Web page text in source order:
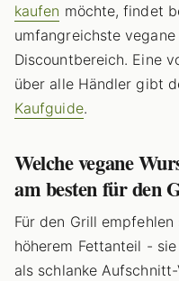
kaufen möchte, findet
umfangreichste
Discountbereich. Eine
über alle Händler gibt
Kaufguide.
Welche vegane
am besten für den
Für den Grill
höherem Fettanteil -
als schlanke